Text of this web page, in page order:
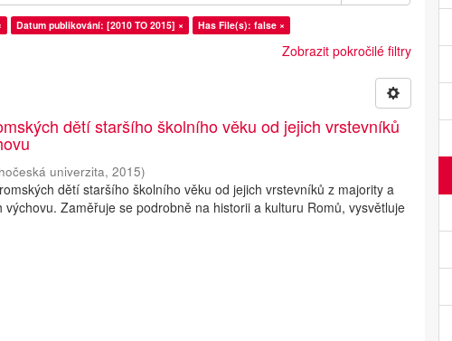
Datum publikování: [2010 TO 2015] × Has File(s): false ×
Zobrazit pokročilé filtry
dětí staršího školního věku od jejich vrstevníků
univerzita,2015)
dětí staršího školního věku od jejich vrstevníků z majority a
Zaměřuje se podrobně na historii a kulturu Romů, vysvětluje